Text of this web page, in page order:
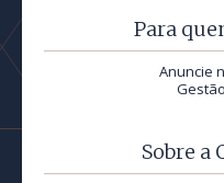
Para
Anuncie
Sobre a